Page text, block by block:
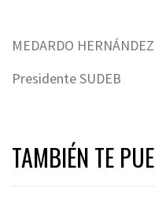
MEDARDO
Presidente SUDEB
TAMBIÉN TE